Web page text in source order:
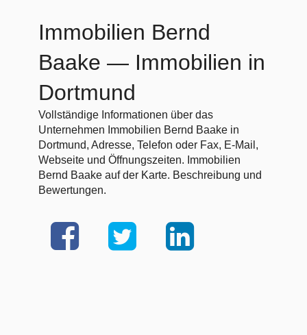
Immobilien Bernd
Baake — Immobilien in
Dortmund
Vollständige Informationen über das
Unternehmen Immobilien Bernd Baake in
Dortmund, Adresse, Telefon oder Fax, E-Mail,
Webseite und Öffnungszeiten. Immobilien
Bernd Baake auf der Karte. Beschreibung und
Bewertungen.